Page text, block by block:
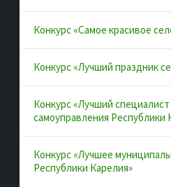
Интернет-портал Республики
Инициативы Карелии
Территориальное
Республике Карелия
ВАРМСУ
ОАТОС
Конкурс «Самое красивое
Конкурс «Лучший праздник
Конкурс «Лучший
самоуправления Республики
Конкурс «Лучшее
Республики Карелия»